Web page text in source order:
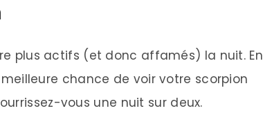
plus actifs (et donc affamés) la nuit. En
chance de voir votre scorpion
vous une nuit sur deux.